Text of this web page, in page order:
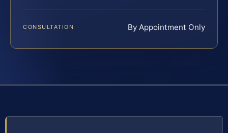
CONSULTATION By Appointment Only